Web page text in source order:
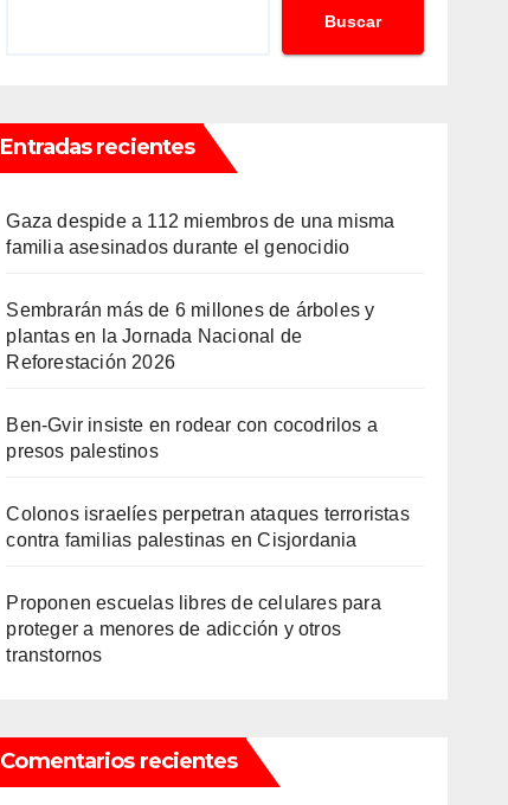
Buscar
Entradas recientes
Gaza despide a 112 miembros de una misma
familia asesinados durante el genocidio
Sembrarán más de 6 millones de árboles y
plantas en la Jornada Nacional de
Reforestación 2026
Ben-Gvir insiste en rodear con cocodrilos a
presos palestinos
Colonos israelíes perpetran ataques terroristas
contra familias palestinas en Cisjordania
Proponen escuelas libres de celulares para
proteger a menores de adicción y otros
transtornos
Comentarios recientes